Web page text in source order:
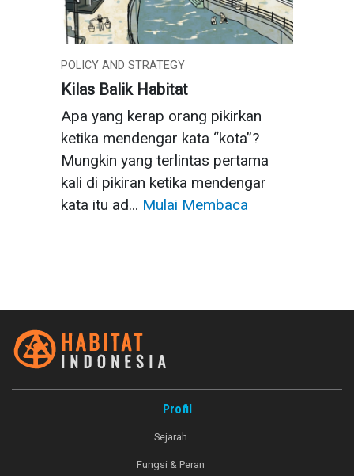
POLICY AND STRATEGY
Kilas Balik Habitat
Apa yang kerap orang pikirkan
ketika mendengar kata “kota”?
Mungkin yang terlintas pertama
kali di pikiran ketika mendengar
kata itu ad... Mulai Membaca
Profil
Sejarah
Fungsi & Peran